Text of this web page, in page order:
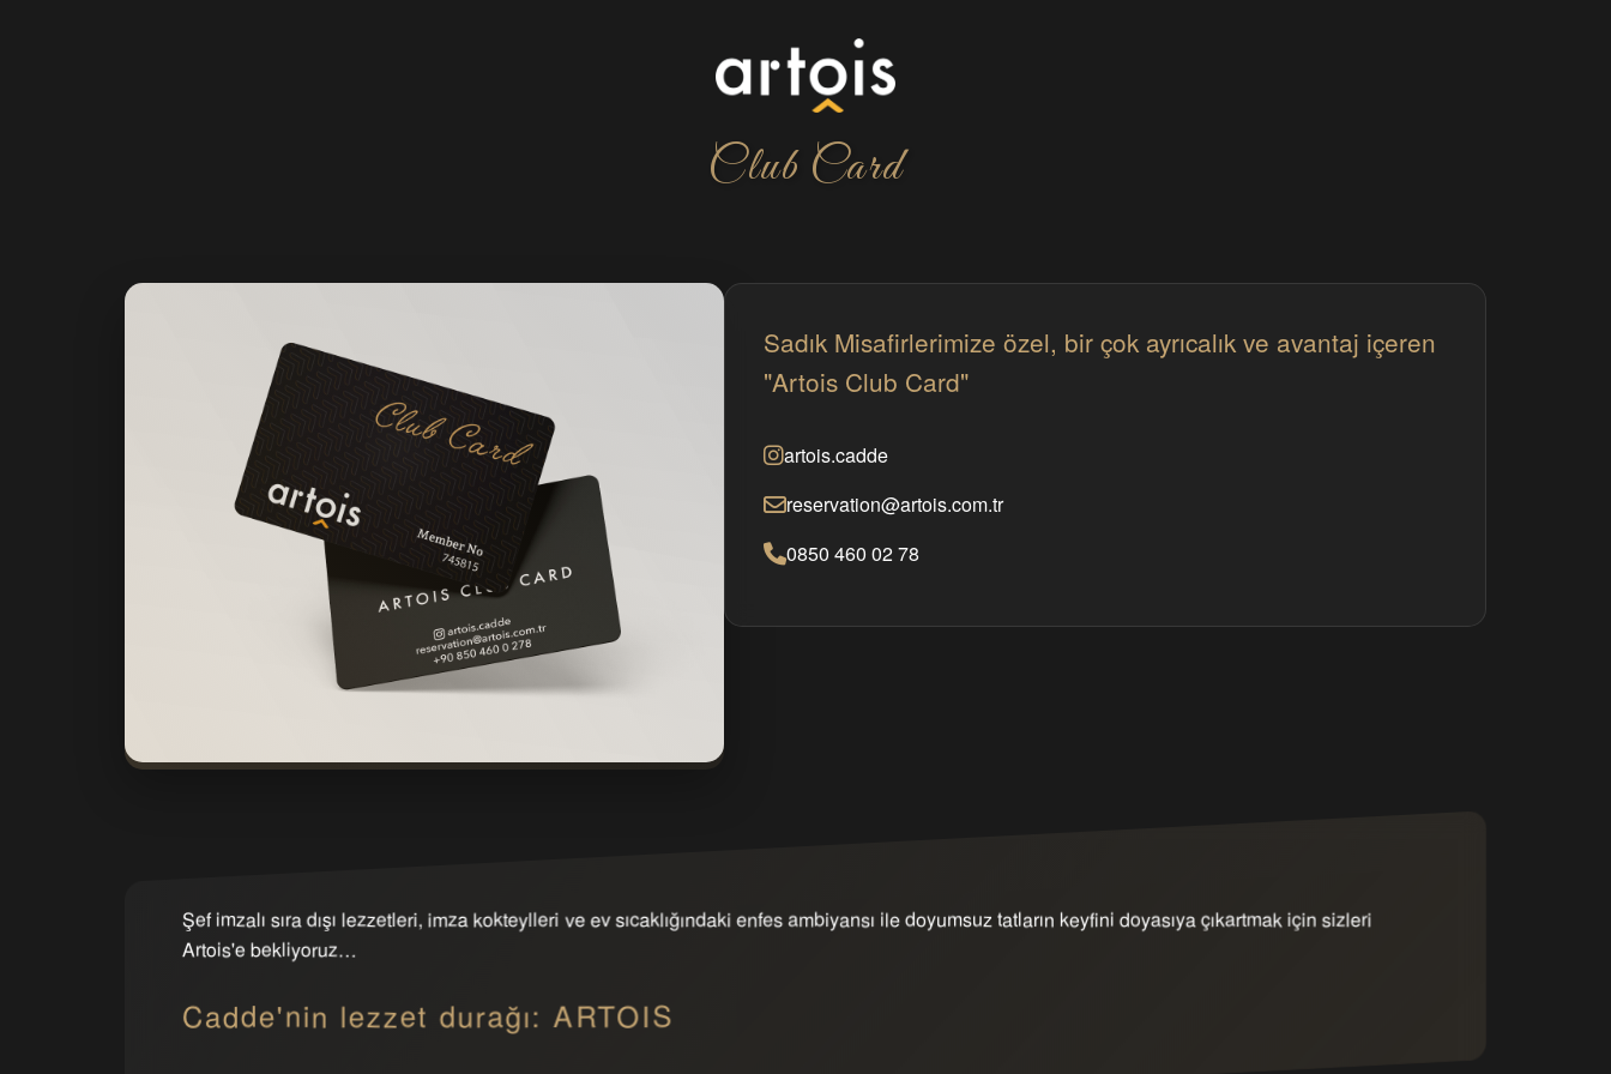
Club Card
Sadık Misafirlerimize özel, bir çok ayrıcalık ve avantaj içeren
"Artois Club Card"
artois.cadde
reservation@artois.com.tr
0850 460 02 78
Şef imzalı sıra dışı lezzetleri, imza kokteylleri ve ev sıcaklığındaki enfes ambiyansı ile doyumsuz tatların keyfini doyasıya çıkartmak için sizleri
Artois'e bekliyoruz…
Cadde'nin lezzet durağı: ARTOIS